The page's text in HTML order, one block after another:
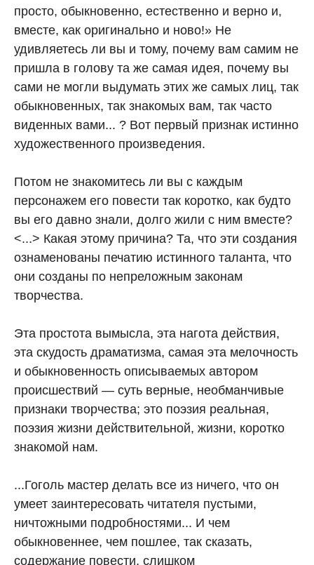
просто, обыкновенно, естественно и верно и,
вместе, как оригинально и ново!» Не
удивляетесь ли вы и тому, почему вам самим не
пришла в голову та же самая идея, почему вы
сами не могли выдумать этих же самых лиц, так
обыкновенных, так знакомых вам, так часто
виденных вами... ? Вот первый признак истинно
художественного произведения.
Потом не знакомитесь ли вы с каждым
персонажем его повести так коротко, как будто
вы его давно знали, долго жили с ним вместе?
<...> Какая этому причина? Та, что эти создания
ознаменованы печатию истинного таланта, что
они созданы по непреложным законам
творчества.
Эта простота вымысла, эта нагота действия,
эта скудость драматизма, самая эта мелочность
и обыкновенность описываемых автором
происшествий — суть верные, необманчивые
признаки творчества; это поэзия реальная,
поэзия жизни действительной, жизни, коротко
знакомой нам.
...Гоголь мастер делать все из ничего, что он
умеет заинтересовать читателя пустыми,
ничтожными подробностями... И чем
обыкновеннее, чем пошлее, так сказать,
содержание повести, слишком